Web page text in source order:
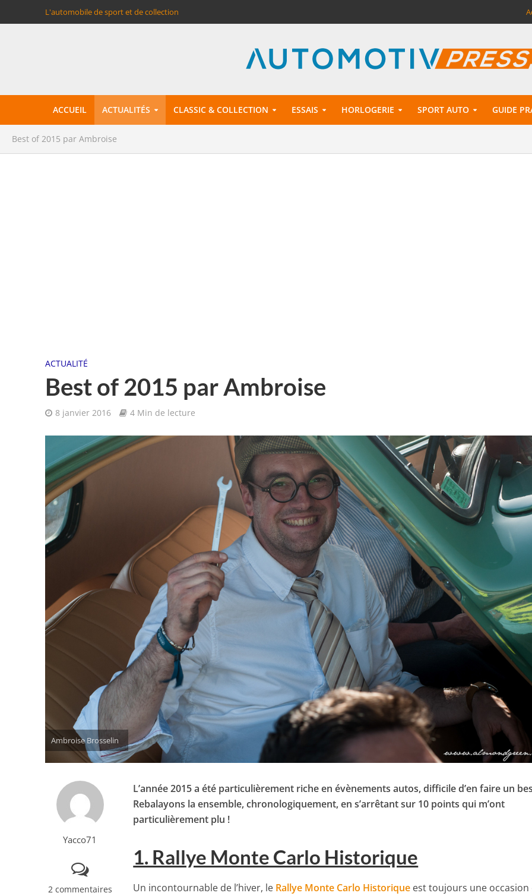
L'automobile de sport et de collection
ACCUEIL ACTUALITÉS CLASSIC & COLLECTION ESSAIS HORLOGERIE SPORT AUTO GUIDE
Best of 2015 par Ambroise
ACTUALITÉ
Best of 2015 par Ambroise
8 janvier 2016 4 Min de lecture
Ambroise Brosselin
Yacco71
2 commentaires
L’année 2015 a été particulièrement riche en évènements autos, difficile d’en faire un
Rebalayons la ensemble, chronologiquement, en s’arrêtant sur 10 points qui m’ont
particulièrement plu !
1. Rallye Monte Carlo Historique
Un incontournable de l’hiver, le Rallye Monte Carlo Historique est toujours une occasion